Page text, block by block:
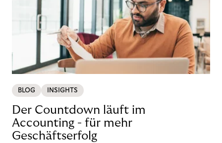
BLOG INSIGHTS
Der Countdown läuft im
Accounting - für mehr
Geschäftserfolg